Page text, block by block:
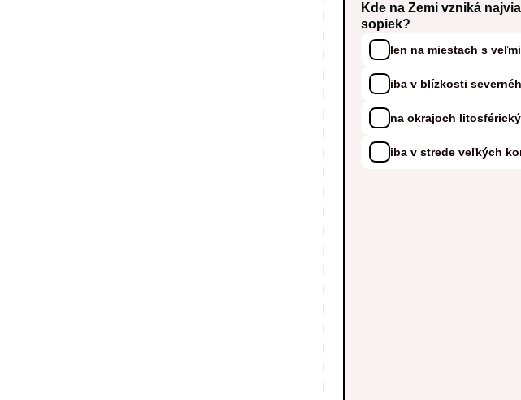
Kde na Zemi vzniká
sopiek?
len na miestach s
iba v blízkosti
na okrajoch
iba v strede veľkých